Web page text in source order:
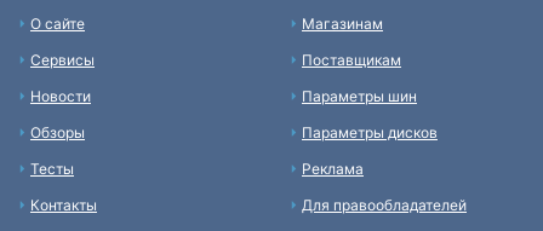
О сайте
Сервисы
Новости
Обзоры
Тесты
Контакты
Магазинам
Поставщикам
Параметры шин
Параметры дисков
Реклама
Для правообладателей